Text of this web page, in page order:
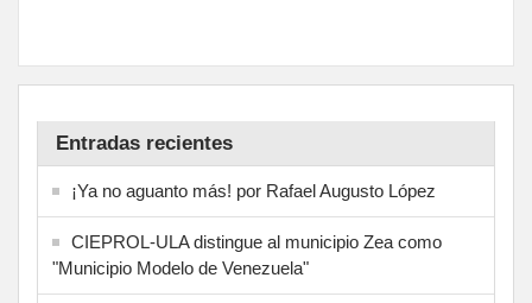
Entradas recientes
¡Ya no aguanto más! por Rafael Augusto López
CIEPROL-ULA distingue al municipio Zea como
"Municipio Modelo de Venezuela"